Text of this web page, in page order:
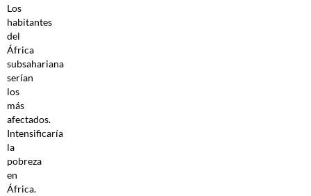
Los
habitantes
del
África
subsahariana
serían
los
más
afectados.
Intensificaría
la
pobreza
en
África.